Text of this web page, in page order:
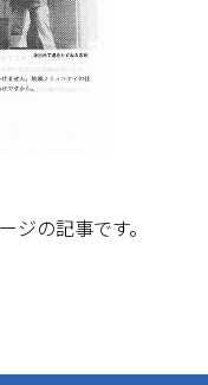
ジの記事です。